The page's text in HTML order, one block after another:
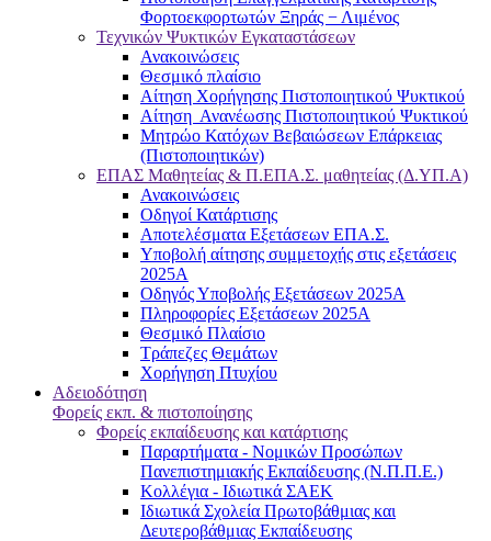
Φορτοεκφορτωτών Ξηράς − Λιμένος
Τεχνικών Ψυκτικών Εγκαταστάσεων
Ανακοινώσεις
Θεσμικό πλαίσιο
Αίτηση Χορήγησης Πιστοποιητικού Ψυκτικού
Αίτηση Ανανέωσης Πιστοποιητικού Ψυκτικού
Μητρώο Κατόχων Βεβαιώσεων Επάρκειας
(Πιστοποιητικών)
ΕΠΑΣ Μαθητείας & Π.ΕΠΑ.Σ. μαθητείας (Δ.ΥΠ.Α)
Ανακοινώσεις
Oδηγοί Κατάρτισης
Αποτελέσματα Εξετάσεων ΕΠΑ.Σ.
Υποβολή αίτησης συμμετοχής στις εξετάσεις
2025Α
Οδηγός Υποβολής Εξετάσεων 2025A
Πληροφορίες Εξετάσεων 2025Α
Θεσμικό Πλαίσιο
Τράπεζες Θεμάτων
Χορήγηση Πτυχίου
Αδειοδότηση
Φορείς εκπ. & πιστοποίησης
Φορείς εκπαίδευσης και κατάρτισης
Παραρτήματα - Νομικών Προσώπων
Πανεπιστημιακής Εκπαίδευσης (Ν.Π.Π.Ε.)
Κολλέγια - Ιδιωτικά ΣΑΕΚ
Ιδιωτικά Σχολεία Πρωτοβάθμιας και
Δευτεροβάθμιας Εκπαίδευσης